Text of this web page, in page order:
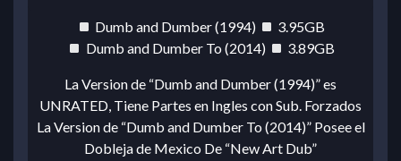
Dumb and Dumber (1994)
3.95GB
Dumb and Dumber To (2014)
3.89GB
La Version de “Dumb and Dumber (1994)” es
UNRATED, Tiene Partes en Ingles con Sub. Forzados
La Version de “Dumb and Dumber To (2014)” Posee el
Dobleja de Mexico De “New Art Dub”